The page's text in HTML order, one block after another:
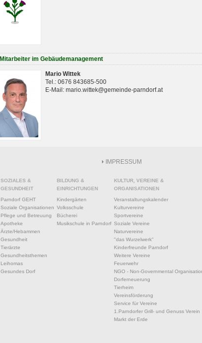
Mitarbeiter im Gebäudemanagement
Mario Wittek
Tel.: 0676 843685-500
E-Mail: mario.wittek@gemeinde-parndorf.at
IMPRESSUM
SOZIALES &
GESUNDHEIT
Parndorf GEHT
Soziale Organisationen
Pflege und Betreuung
Apotheke
Ärzte/Hebammen
Gesundheit
Tierärzte
Gesundheitsthemen
Leihomas
Gesundes Dorf
BILDUNG &
EINRICHTUNGEN
Kindergärten
Volksschule
Bücherei
Musikschule in Parndorf
KULTUR, VEREINE &
ORGANISATIONEN
Veranstaltungskalender
Kulturvereine
Sportvereine
Soziale Vereine
Naturvereine
"das Wurzelwerk"
Kinderfreunde Parndorf
Weitere Vereine
Feuerwehr
NGO - Non-Governmental
Dorferneuerung
Tierheim
Vereinsförderung
Service für Vereine
1.Parndorfer Grill- und Genuss Verein
Markt der Erde